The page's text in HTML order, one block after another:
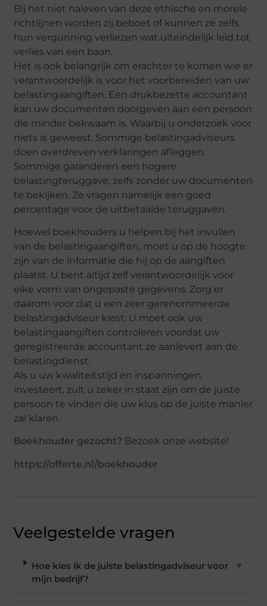
Bij het niet naleven van deze ethische en morele
richtlijnen worden zij beboet of kunnen ze zelfs
hun vergunning verliezen wat uiteindelijk leid tot
verlies van een baan.
Het is ook belangrijk om erachter te komen wie er
verantwoordelijk is voor het voorbereiden van uw
belastingaangiften. Een drukbezette accountant
kan uw documenten doorgeven aan een persoon
die minder bekwaam is. Waarbij u onderzoek voor
niets is geweest. Sommige belastingadviseurs
doen overdreven verklaringen afleggen.
Sommige garanderen een hogere
belastingteruggave, zelfs zonder uw documenten
te bekijken. Ze vragen namelijk een goed
percentage voor de uitbetaalde teruggaven.
Hoewel boekhouders u helpen bij het invullen
van de belastingaangiften, moet u op de hoogte
zijn van de informatie die hij op de aangiften
plaatst. U bent altijd zelf verantwoordelijk voor
elke vorm van ongepaste gegevens. Zorg er
daarom voor dat u een zeer gerenommeerde
belastingadviseur kiest. U moet ook uw
belastingaangiften controleren voordat uw
geregistreerde accountant ze aanlevert aan de
belastingdienst.
Als u uw kwaliteitstijd en inspanningen
investeert, zult u zeker in staat zijn om de juiste
persoon te vinden die uw klus op de juiste manier
zal klaren.
Boekhouder gezocht? Bezoek onze website!
https://offerte.nl/boekhouder
Veelgestelde vragen
Hoe kies ik de juiste belastingadviseur voor
mijn bedrijf?
▼